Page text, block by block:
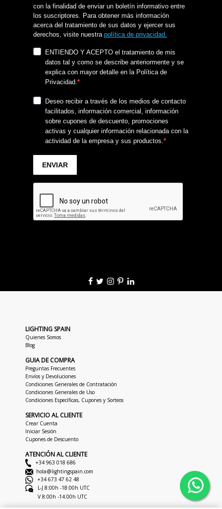
LIGHTING SPAIN
Quienes Somos
Blog
GUIA DE COMPRA
Preguntas Frecuentes
Envíos y Devoluciones
Condiciones Generales de Contratación
Condiciones Generales de Uso
Condiciones Específicas, Cupones y Sorteos
SERVICIO AL CLIENTE
Crear Cuenta
Iniciar Sesión
Cupones de Descuento
ATENCIÓN AL CLIENTE
+34 963 018 686
hola@lightingspain.com
+34 673 47 62 48
L-J 8:00h -18:00h UTC
V 8:00h -14:00h UTC